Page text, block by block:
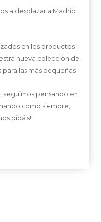
a desplazar a Madrid
en los productos
nueva colección de
las más pequeñas.
seguimos pensando en
como siempre,
pidáis!